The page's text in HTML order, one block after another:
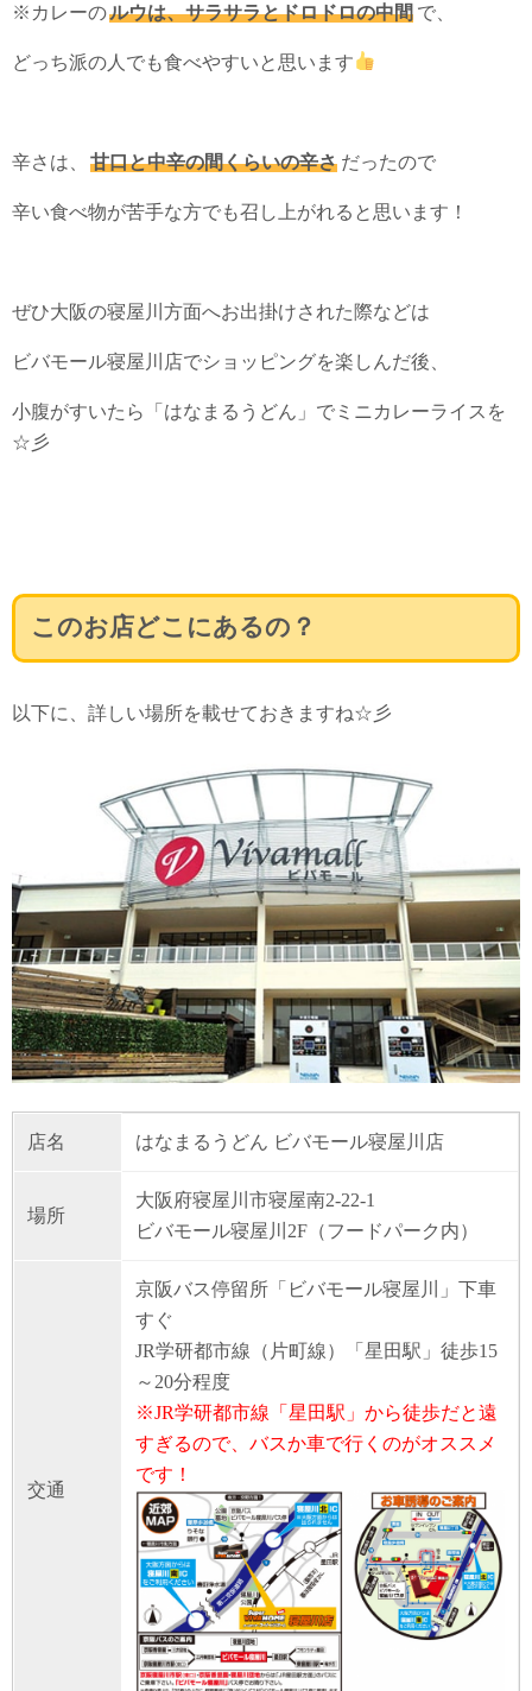
※カレーのルウは、サラサラとドロドロの中間 で、
どっち派の人でも食べやすいと思います
辛さは、 甘口と中辛の間くらいの辛さ だったので
辛い食べ物が苦手な方でも召し上がれると思います！
ぜひ大阪の寝屋川方面へお出掛けされた際などは
ビバモール寝屋川店でショッピングを楽しんだ後、
小腹がすいたら「はなまるうどん」でミニカレーライスを
☆彡
このお店どこにあるの？
以下に、詳しい場所を載せておきますね☆彡
店名 はなまるうどん ビバモール寝屋川店
場所
大阪府寝屋川市寝屋南2-22-1
ビバモール寝屋川2F（フードパーク内）
交通
京阪バス停留所「ビバモール寝屋川」下車
すぐ
JR学研都市線（片町線）「星田駅」徒歩15
～20分程度
※JR学研都市線「星田駅」から徒歩だと遠
すぎるので、バスか車で行くのがオススメ
です！